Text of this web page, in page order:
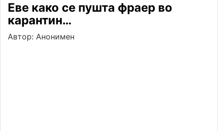
Еве како се пушта фраер во
карантин…
Автор: Анонимен